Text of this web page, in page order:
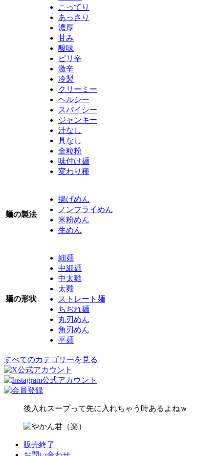
こってり
あっさり
濃厚
甘み
酸味
ピリ辛
激辛
冷製
クリーミー
ヘルシー
スパイシー
ジャンキー
汁なし
具なし
全粒粉
味付け麺
変わり種
麺の製法
揚げめん
ノンフライめん
米粉めん
生めん
麺の形状
細麺
中細麺
中太麺
太麺
ストレート麺
ちぢれ麺
丸刃めん
角刃めん
平麺
すべてのカテゴリーを見る
後入れスープって先に入れちゃう時あるよねｗ
販売終了